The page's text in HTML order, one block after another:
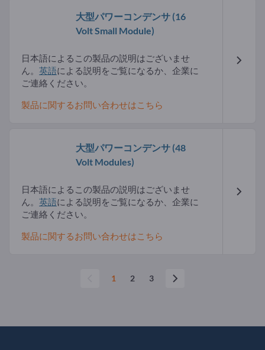
大型パワーコンデンサ (16
Volt Small Module)
日本語によるこの製品の説明はございませ
ん。 英語による説明をご覧になるか、企業に
ご連絡ください。
製品に関するお問い合わせはこちら
大型パワーコンデンサ (48
Volt Modules)
日本語によるこの製品の説明はございませ
ん。 英語による説明をご覧になるか、企業に
ご連絡ください。
製品に関するお問い合わせはこちら
1 2 3